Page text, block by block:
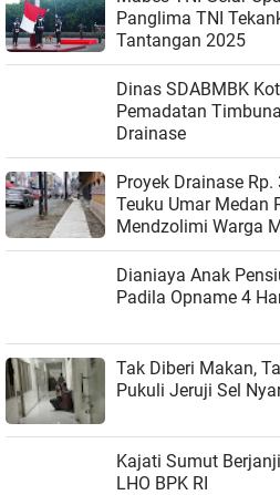
Panglima TNI
Tantangan 2025
Dinas SDABMBK
Pemadatan
Drainase
Proyek Drainase
Teuku Umar Medan
Mendzolimi Warga
Dianiaya Anak
Padila Opname 4
Tak Diberi Makan,
Pukuli Jeruji Sel
Kajati Sumut Berjanji Akan Pelajari Temuan
LHO BPK RI